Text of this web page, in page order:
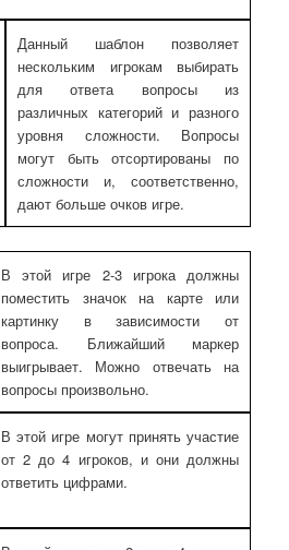
Данный шаблон позволяет
нескольким игрокам выбирать
для ответа вопросы из
различных категорий и разного
уровня сложности. Вопросы
могут быть отсортированы по
сложности и, соответственно,
дают больше очков игре.
В этой игре 2-3 игрока должны
поместить значок на карте или
картинку в зависимости от
вопроса. Ближайший маркер
выигрывает. Можно отвечать на
вопросы произвольно.
В этой игре могут принять участие
от 2 до 4 игроков, и они должны
ответить цифрами.